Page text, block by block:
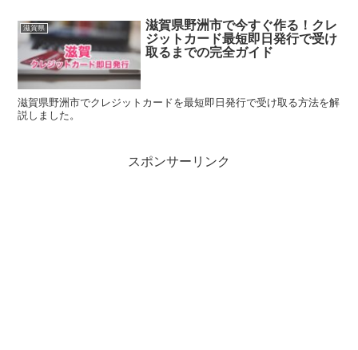
滋賀県
滋賀県野洲市で今すぐ作る！クレ
ジットカード最短即日発行で受け
取るまでの完全ガイド
滋賀県野洲市でクレジットカードを最短即日発行で受け取る方法を解
説しました。
スポンサーリンク